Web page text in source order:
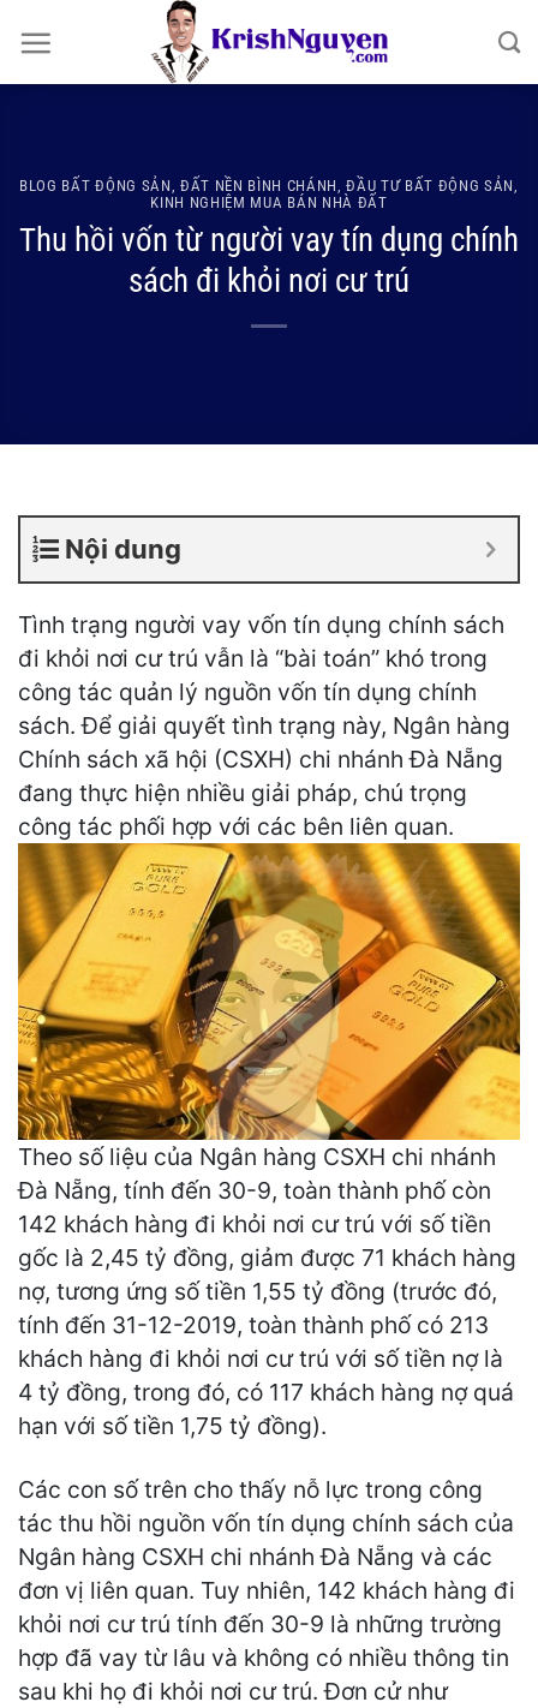
qua
nội
BLOG BẤT ĐỘNG SẢN ĐẤT NỀN BÌNH CHÁNH ,ĐẦU TƯ BẤT ĐỘNG SẢN
KINH NGHIỆM MUA BÁN NHÀ ĐẤT
Thu hồi vốn từ người vay tín dụng chính
sách đi khỏi nơi cư trú
Nội dung
Tình trạng người vay vốn tín dụng chính sách
đi khỏi nơi cư trú vẫn là “bài toán” khó trong
công tác quản lý nguồn vốn tín dụng chính
sách. Để giải quyết tình trạng này, Ngân hàng
Chính sách xã hội (CSXH) chi nhánh Đà Nẵng
đang thực hiện nhiều giải pháp, chú trọng
công tác phối hợp với các bên liên quan.
Theo số liệu của Ngân hàng CSXH chi nhánh
Đà Nẵng, tính đến 30-9, toàn thành phố còn
142 khách hàng đi khỏi nơi cư trú với số tiền
gốc là 2,45 tỷ đồng, giảm được 71 khách hàng
nợ, tương ứng số tiền 1,55 tỷ đồng (trước đó,
tính đến 31-12-2019, toàn thành phố có 213
khách hàng đi khỏi nơi cư trú với số tiền nợ là
4 tỷ đồng, trong đó, có 117 khách hàng nợ quá
hạn với số tiền 1,75 tỷ đồng).
Các con số trên cho thấy nỗ lực trong công
tác thu hồi nguồn vốn tín dụng chính sách của
Ngân hàng CSXH chi nhánh Đà Nẵng và các
đơn vị liên quan. Tuy nhiên, 142 khách hàng đi
khỏi nơi cư trú tính đến 30-9 là những trường
hợp đã vay từ lâu và không có nhiều thông tin
sau khi họ đi khỏi nơi cư trú. Đơn cử như